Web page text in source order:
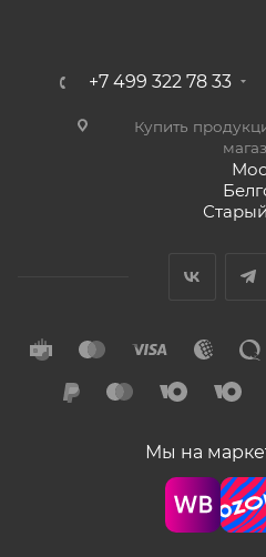
+7 499 322 78 33
Купить
Мы на